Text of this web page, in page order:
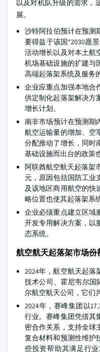
以及对机队升级的需求，
展。
沙特阿拉伯预计在预测
要得益于该国“2030愿
活动增长以及对本土航
机场基础设施的扩建与
高端起落架系统及服务
企业应重点加强本地合
供定制化起落架解决方
增长计划。
南非市场预计在预测期
航空运输量的增加、空
分配推动了增长，同时
基础设施而出台的政策
阿联酋航空航天起落架
元，原因包括国防工业
及该地区商用航空的快
略位置也使其起落架系
企业必须重点建立区域
开发专用解决方案，以
态系统。
航空航天起落架市场份
2024年，航空航天起落
技术公司、霍尼韦尔国
尔航空航天公司，它们
2024年，赛峰集团以
行业。赛峰集团凭借其
密合作关系，支持全球
复合材料和预测性维护
些投资帮助其满足行